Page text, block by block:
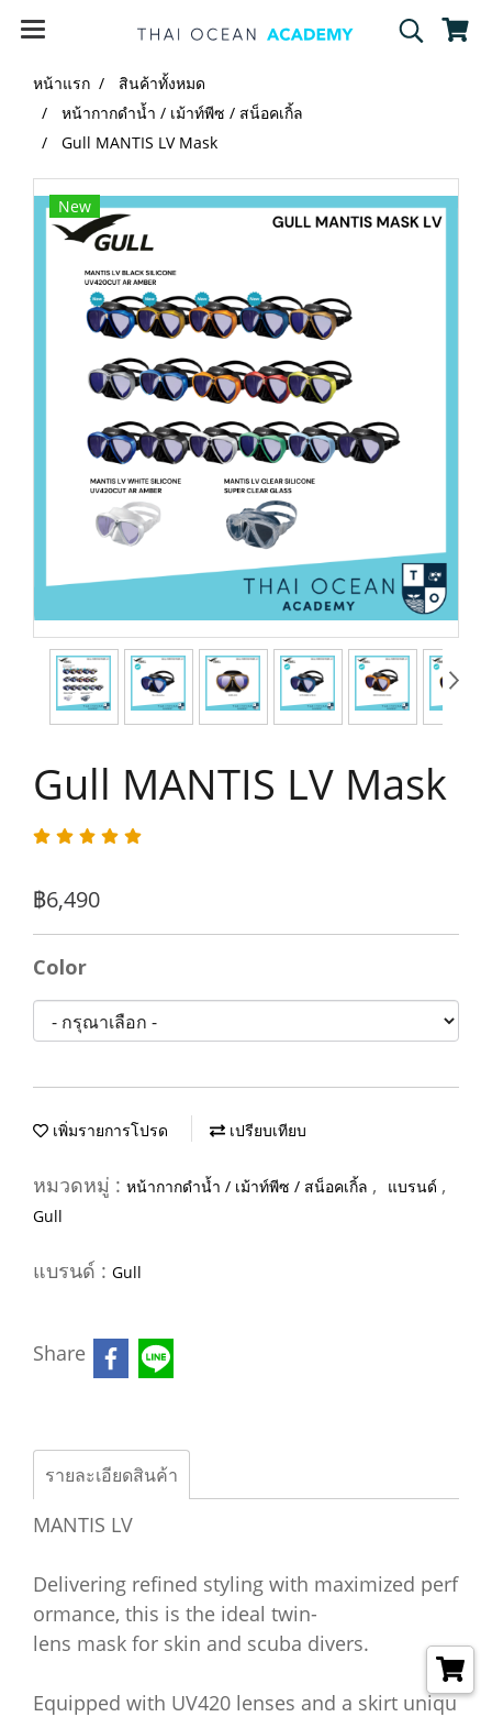
หน้าแรก
สินค้าทั้งหมด
หน้ากากดำน้ำ / เม้าท์พีซ / สน็อคเกิ้ล
Gull MANTIS LV Mask
New
Gull MANTIS LV Mask
฿6,490
Color
เพิ่มรายการโปรด เปรียบเทียบ
หมวดหมู่ : หน้ากากดำน้ำ / เม้าท์พีซ / สน็อคเกิ้ล , แบรนด์ ,
Gull
แบรนด์ : Gull
Share
รายละเอียดสินค้า
MANTIS LV
Delivering refined styling with maximized perf
ormance, this is the ideal twin-
lens mask for skin and scuba divers.
Equipped with UV420 lenses and a skirt uniqu